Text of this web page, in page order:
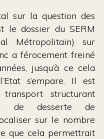
sur la question des
le dossier du SERM
Métropolitain) sur
a férocement freiné
jusqu’à ce cela
s’empare. Il est
structurant
de desserte de
sur le nombre
que cela permettrait